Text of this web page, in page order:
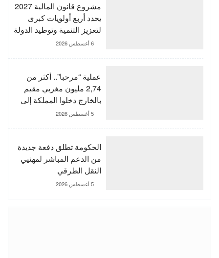
مشروع قانون المالية 2027
يحدد أربع أولويات كبرى
لتعزيز التنمية وتوطيد الدولة
الاجتماعية
6 أغسطس 2026
عملية “مرحبا”.. أكثر من
2,74 مليون مغربي مقيم
بالخارج دخلوا المملكة إلى
غاية 3 غشت
5 أغسطس 2026
الحكومة تطلق دفعة جديدة
من الدعم المباشر لمهنيي
النقل الطرقي
5 أغسطس 2026